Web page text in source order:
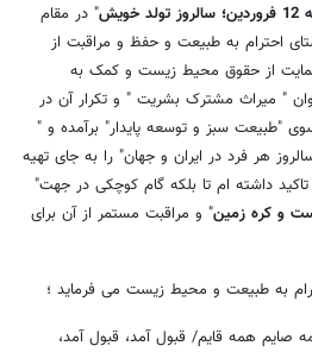
" در مقام
احترام به طبیعت و حفظ و مراقبت از
از حقوق محیط زیست و کمک به
" میراث مشترک بشریت " و تکرار آن در
"طبیعت سبز و توسعه پایدار" برآمده و "
هر فرد در ایران و جهان" را به جای تهیه
داشته ام تا بلکه گام کوچکی در جهت"
و کره زمین" و مراقبت مستمر از آن برای
به طبیعت و محیط زیست می فرماید ؛
صایم همه قایم/ قبول آمد، قبول آمد،